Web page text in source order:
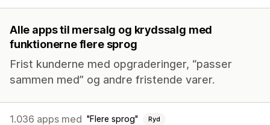
Alle apps til mersalg og krydssalg med
funktionerne flere sprog
Frist kunderne med opgraderinger, “passer
sammen med” og andre fristende varer.
1.036 apps med Flere sprog Ryd